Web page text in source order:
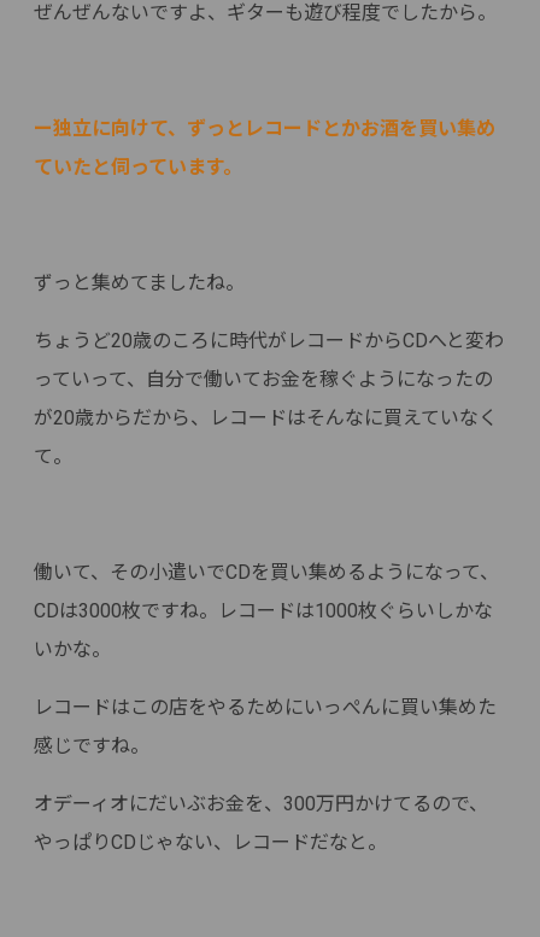
ぜんぜんないですよ、ギターも遊び程度でしたから。
ー独立に向けて、ずっとレコードとかお酒を買い集め
ていたと伺っています。
ずっと集めてましたね。
ちょうど20歳のころに時代がレコードからCDへと変わ
っていって、自分で働いてお金を稼ぐようになったの
が20歳からだから、レコードはそんなに買えていなく
て。
働いて、その小遣いでCDを買い集めるようになって、
CDは3000枚ですね。レコードは1000枚ぐらいしかな
いかな。
レコードはこの店をやるためにいっぺんに買い集めた
感じですね。
オデーィオにだいぶお金を、300万円かけてるので、
やっぱりCDじゃない、レコードだなと。